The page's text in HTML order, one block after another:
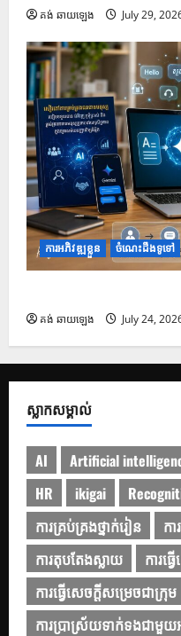
គង់ ឆាយឡេង July 29,
ការអភិវឌ្ឍខ្លួន ចំណេះដឹងទូទៅ
គង់ ឆាយឡេង July 24,
ស្លាកសម្គាល់
AI Artificial
HR
ikigai
ការគ្រប់គ្រងថ្នាក់រៀន
ក
ការតុបតែងស្លាយ
ការធ្
ការធ្វើសេចក្តីសម្រេចជាក្រុម
ការប្រាស្រ័យទាក់ទងជាមួ